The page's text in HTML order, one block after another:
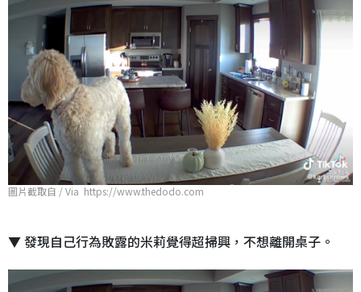
圖片截取自 / Via https://www.thedodo.com
▼ 發現自己行為敗露的米莉覺得超掃興，不想離開桌子。